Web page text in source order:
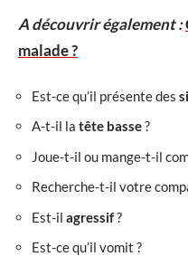
A découvrir également :
malade ?
Est-ce qu’il présente des
A-t-il la tête basse?
Joue-t-il ou mange-t-il
Recherche-t-il votre
Est-il agressif?
Est-ce qu’il vomit ?